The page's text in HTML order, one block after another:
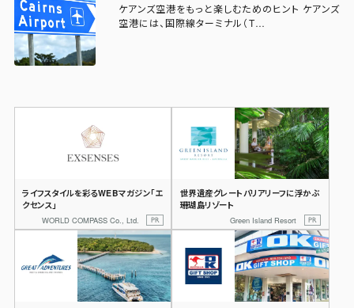
ケアンズ空港をもっと楽しむためのヒント ケアンズ
空港には、国際線ターミナル（T…
ライフスタイルを彩るWEBマガジン「エ
クセンス」
WORLD COMPASS Co., Ltd.
世界遺産グレートバリアリーフに浮かぶ
珊瑚島リゾート
Green Island Resort